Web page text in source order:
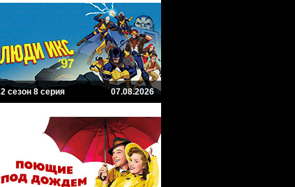
2 сезон 8 серия 07.08.2026